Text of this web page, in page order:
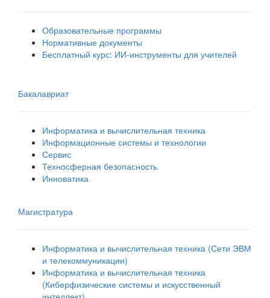
Образовательные программы
Нормативные документы
Бесплатный курс: ИИ‑инструменты для учителей
Бакалавриат
Информатика и вычислительная техника
Информационные системы и технологии
Сервис
Техносферная безопасность
Инноватика
Магистратура
Информатика и вычислительная техника (Сети ЭВМ
и телекоммуникации)
Информатика и вычислительная техника
(Киберфизические системы и искусственный